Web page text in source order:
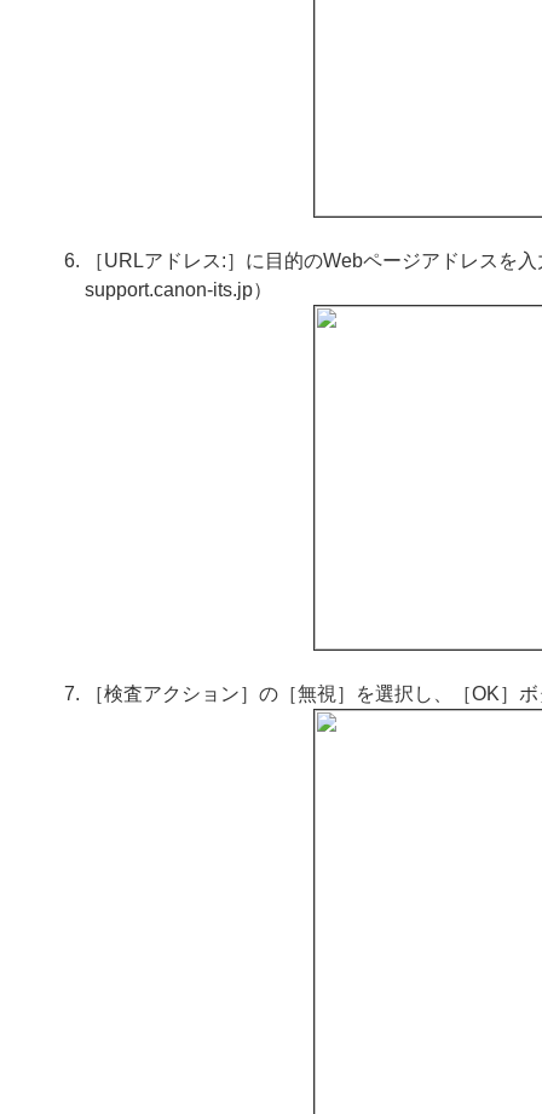
［URLアドレス:］に目的のWebページアドレスを
support.canon-its.jp）
［検査アクション］の［無視］を選択し、［OK］